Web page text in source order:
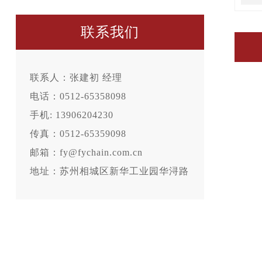
联系我们
联系人：张建初 经理
电话：0512-65358098
手机: 13906204230
传真：0512-65359098
邮箱：fy@fychain.com.cn
地址：苏州相城区新华工业园华浔路